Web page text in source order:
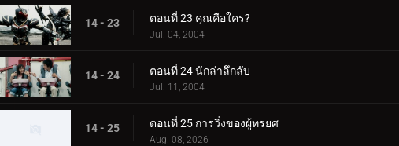
14 - 23 ตอนที่ 23 คุณคือใคร?
Jul. 04, 2004
14 - 24 ตอนที่ 24 นักล่าลึกลับ
Jul. 11, 2004
14 - 25 ตอนที่ 25 การวิ่งของผู้ทรยศ
Aug. 08, 2026